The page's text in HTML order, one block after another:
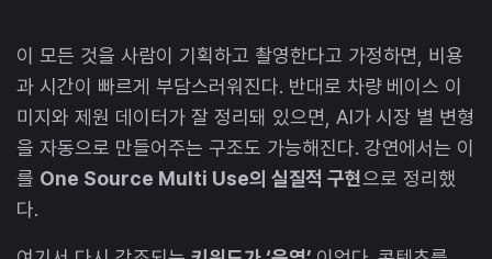
이 모든 것을 사람이 기획하고 촬영한다고 가정하면, 비용
과 시간이 빠르게 부담스러워진다. 반대로 차량 베이스 이
미지와 제원 데이터가 잘 정리돼 있으면, AI가 시장 별 변형
을 자동으로 만들어주는 구조도 가능해진다. 강연에서는 이
를 One Source Multi Use의 실질적 구현으로 정리했
다.